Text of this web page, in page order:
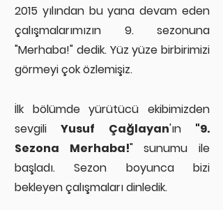
2015 yılından bu yana devam eden
çalışmalarımızın 9. sezonuna
"Merhaba!" dedik. Yüz yüze birbirimizi
görmeyi çok özlemişiz.
İlk bölümde yürütücü ekibimizden
sevgiliYusuf Çağlayan'ın "9.
Sezona Merhaba!" sunumu ile
başladı. Sezon boyunca bizi
bekleyen çalışmaları dinledik.